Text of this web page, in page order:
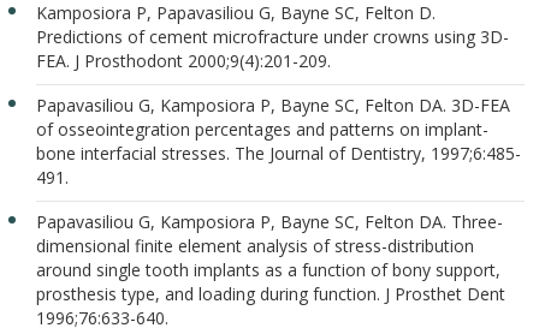
Kamposiora P, Papavasiliou G, Bayne SC, Felton D.
Predictions of cement microfracture under crowns using 3D-
FEA. J Prosthodont 2000;9(4):201-209.
Papavasiliou G, Kamposiora P, Bayne SC, Felton DA. 3D-FEA
of osseointegration percentages and patterns on implant-
bone interfacial stresses. The Journal of Dentistry, 1997;6:485-
491.
Papavasiliou G, Kamposiora P, Bayne SC, Felton DA. Three-
dimensional finite element analysis of stress-distribution
around single tooth implants as a function of bony support,
prosthesis type, and loading during function. J Prosthet Dent
1996;76:633-640.